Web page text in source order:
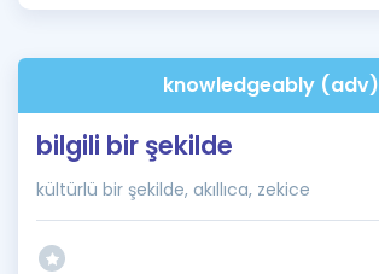
İngilizce Gramerknowledgeably (adv)
bilgili bir şekilde
kültürlü bir şekilde, akıllıca, zekice